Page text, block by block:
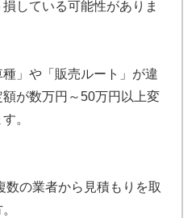
している可能性がありま
」や「販売ルート」が違
が数万円～50万円以上変
。
数の業者から見積もりを取